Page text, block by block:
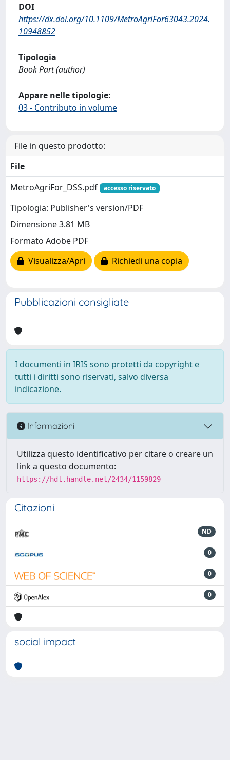
DOI
https://dx.doi.org/10.1109/MetroAgriFor63043.2024.
10948852
Tipologia
Book Part (author)
Appare nelle tipologie:
03 - Contributo in volume
File in questo prodotto:
File
MetroAgriFor_DSS.pdf
accesso riservato
Tipologia: Publisher's version/PDF
Dimensione 3.81 MB
Formato Adobe PDF
Visualizza/Apri
Richiedi una copia
Pubblicazioni consigliate
I documenti in IRIS sono protetti da copyright e
tutti i diritti sono riservati, salvo diversa
indicazione.
Informazioni
Utilizza questo identificativo per citare o creare un
link a questo documento:
https://hdl.handle.net/2434/1159829
Citazioni
ND
0
0
0
social impact